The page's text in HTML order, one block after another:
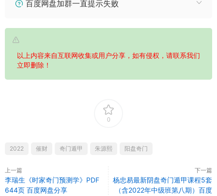
百度网盘加群一直提示失败
以上内容来自互联网收集或用户分享，如有侵权，请联系我们
立即删除！
0
2022 催财 奇门遁甲 朱源熙 阳盘奇门
上一篇
李瑞生《时家奇门预测学》PDF
644页 百度网盘分享
下一篇
杨忠易最新阴盘奇门遁甲课程5套
（含2022年中级班第八期）百度